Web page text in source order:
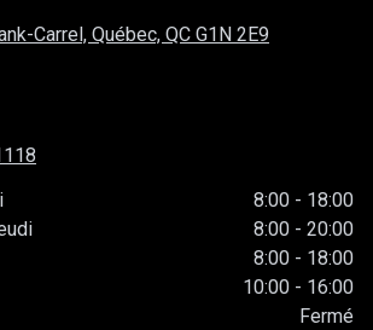
Carrel, Québec, QC G1N 2E9
8:00 - 18:00
8:00 - 20:00
8:00 - 18:00
10:00 - 16:00
Fermé